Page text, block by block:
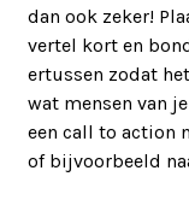
dan ook zeker!
vertel kort en
ertussen zodat
wat mensen van
een call to action
of bijvoorbeeld